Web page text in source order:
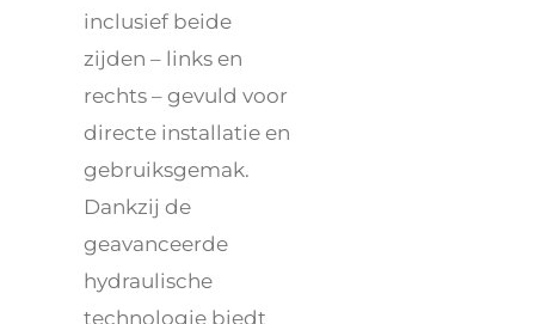
inclusief beide
zijden – links en
rechts – gevuld voor
directe installatie en
gebruiksgemak.
Dankzij de
geavanceerde
hydraulische
technologie biedt